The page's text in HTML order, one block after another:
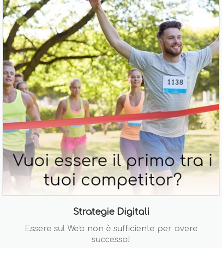
Strategie Digitali
Essere sul Web non è sufficiente per avere
successo!